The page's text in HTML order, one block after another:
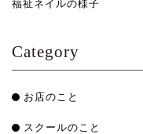
福祉ネイルの様子
Category
お店のこと
スクールのこと